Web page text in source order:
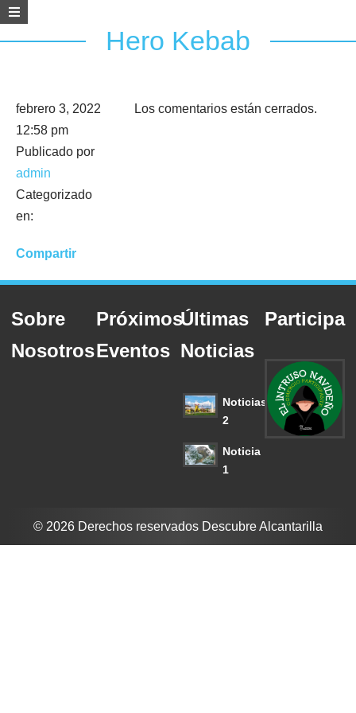
Hero Kebab
febrero 3, 2022
12:58 pm
Publicado por
admin
Categorizado
en:
Compartir
Los comentarios están cerrados.
Sobre
Nosotros
Próximos
Eventos
Últimas
Noticias
Noticias
2
Noticia
1
Participa
© 2026 Derechos reservados Descubre Alcantarilla